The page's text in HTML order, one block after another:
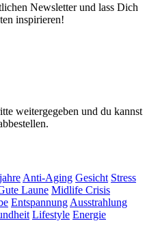
Newsletter und lass Dich
inspirieren!
weitergegeben und du kannst
Anti-Aging Gesicht Stress
Laune Midlife Crisis
Entspannung Ausstrahlung
Lifestyle Energie